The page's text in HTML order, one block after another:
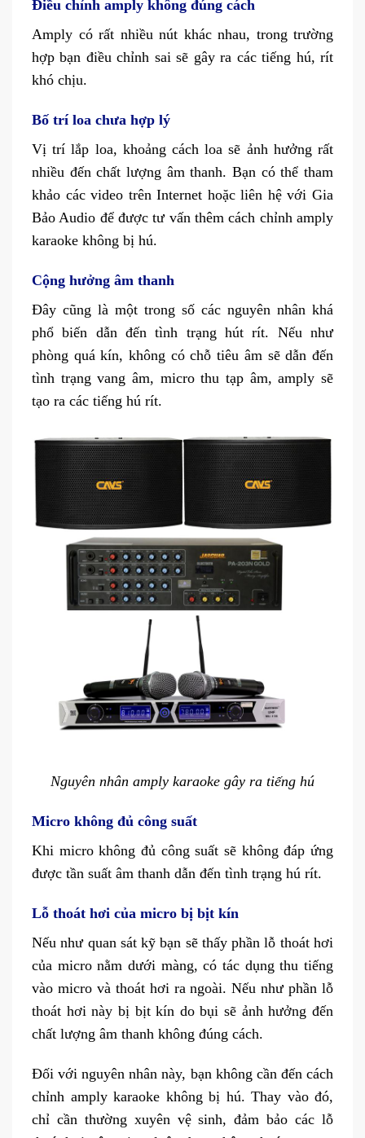
Điều chỉnh amply không đúng cách
Amply có rất nhiều nút khác nhau, trong trường
hợp bạn điều chỉnh sai sẽ gây ra các tiếng hú, rít
khó chịu.
Bố trí loa chưa hợp lý
Vị trí lắp loa, khoảng cách loa sẽ ảnh hưởng rất
nhiều đến chất lượng âm thanh. Bạn có thể tham
khảo các video trên Internet hoặc liên hệ với Gia
Bảo Audio để được tư vấn thêm cách chỉnh amply
karaoke không bị hú.
Cộng hưởng âm thanh
Đây cũng là một trong số các nguyên nhân khá
phổ biến dẫn đến tình trạng hút rít. Nếu như
phòng quá kín, không có chỗ tiêu âm sẽ dẫn đến
tình trạng vang âm, micro thu tạp âm, amply sẽ
tạo ra các tiếng hú rít.
Nguyên nhân amply karaoke gây ra tiếng hú
Micro không đủ công suất
Khi micro không đủ công suất sẽ không đáp ứng
được tần suất âm thanh dẫn đến tình trạng hú rít.
Lỗ thoát hơi của micro bị bịt kín
Nếu như quan sát kỹ bạn sẽ thấy phần lỗ thoát hơi
của micro nằm dưới màng, có tác dụng thu tiếng
vào micro và thoát hơi ra ngoài. Nếu như phần lỗ
thoát hơi này bị bịt kín do bụi sẽ ảnh hưởng đến
chất lượng âm thanh không đúng cách.
Đối với nguyên nhân này, bạn không cần đến cách
chỉnh amply karaoke không bị hú. Thay vào đó,
chỉ cần thường xuyên vệ sinh, đảm bảo các lỗ